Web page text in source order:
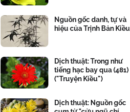
Nguồn gốc danh, tự và
hiệu của Trịnh Bản Kiều
Dịch thuật: Trong như
tiếng hạc bay qua (481)
("Truyện Kiều")
Dịch thuật: Nguồn gốc